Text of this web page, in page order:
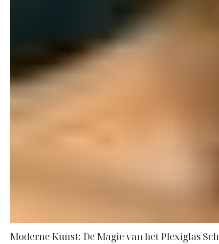
Moderne Kunst: De Magie van het Plexiglas